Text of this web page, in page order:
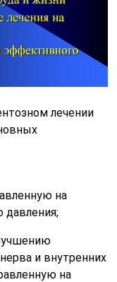
лечении
на
давления;
и внутренних
на